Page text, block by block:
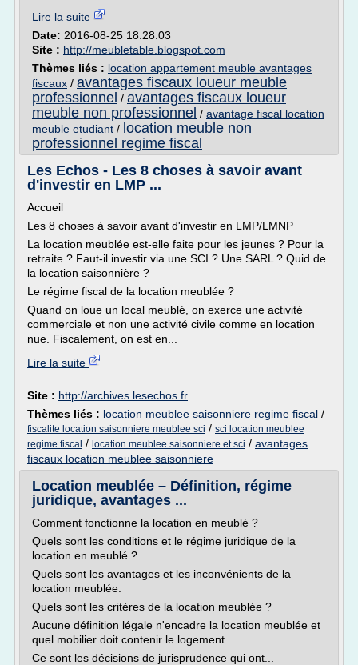
Lire la suite
Date: 2016-08-25 18:28:03
Site : http://meubletable.blogspot.com
Thèmes liés : location appartement meuble avantages
fiscaux / avantages fiscaux loueur meuble
professionnel / avantages fiscaux loueur
meuble non professionnel / avantage fiscal location
meuble etudiant / location meuble non
professionnel regime fiscal
Les Echos - Les 8 choses à savoir avant
d'investir en LMP ...
Accueil
Les 8 choses à savoir avant d'investir en LMP/LMNP
La location meublée est-elle faite pour les jeunes ? Pour la
retraite ? Faut-il investir via une SCI ? Une SARL ? Quid de
la location saisonnière ?
Le régime fiscal de la location meublée ?
Quand on loue un local meublé, on exerce une activité
commerciale et non une activité civile comme en location
nue. Fiscalement, on est en...
Lire la suite
Site : http://archives.lesechos.fr
Thèmes liés : location meublee saisonniere regime fiscal /
fiscalite location saisonniere meublee sci / sci location meublee
regime fiscal / location meublee saisonniere et sci / avantages
fiscaux location meublee saisonniere
Location meublée – Définition, régime
juridique, avantages ...
Comment fonctionne la location en meublé ?
Quels sont les conditions et le régime juridique de la
location en meublé ?
Quels sont les avantages et les inconvénients de la
location meublée.
Quels sont les critères de la location meublée ?
Aucune définition légale n'encadre la location meublée et
quel mobilier doit contenir le logement.
Ce sont les décisions de jurisprudence qui ont...